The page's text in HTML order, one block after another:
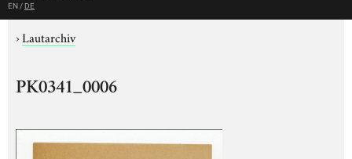
EN / DE
›Lautarchiv
PK0341_0006